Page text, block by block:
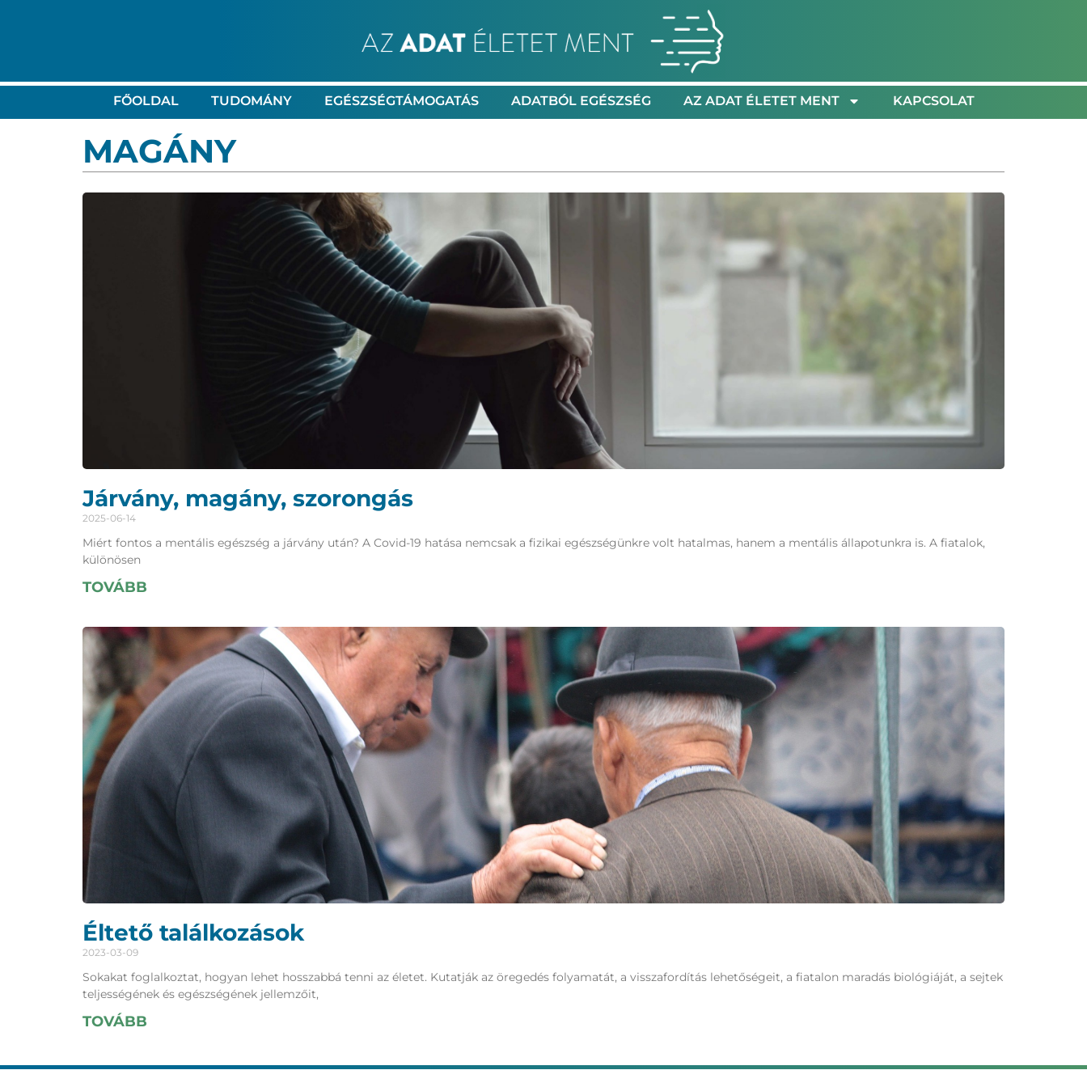
FŐOLDAL TUDOMÁNY EGÉSZSÉGTÁMOGATÁS ADATBÓL EGÉSZSÉG AZ ADAT ÉLETET MENT KAPCSOLAT
MAGÁNY
Járvány, magány, szorongás
2025-06-14
Miért fontos a mentális egészség a járvány után? A Covid-19 hatása nemcsak a fizikai egészségünkre volt hatalmas, hanem a mentális állapotunkra is. A fiatalok,
különösen
TOVÁBB
Éltető találkozások
2023-03-09
Sokakat foglalkoztat, hogyan lehet hosszabbá tenni az életet. Kutatják az öregedés folyamatát, a visszafordítás lehetőségeit, a fiatalon maradás biológiáját, a sejtek
teljességének és egészségének jellemzőit,
TOVÁBB